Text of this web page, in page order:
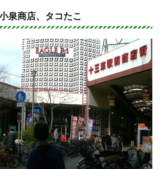
泉商店、タコたこ